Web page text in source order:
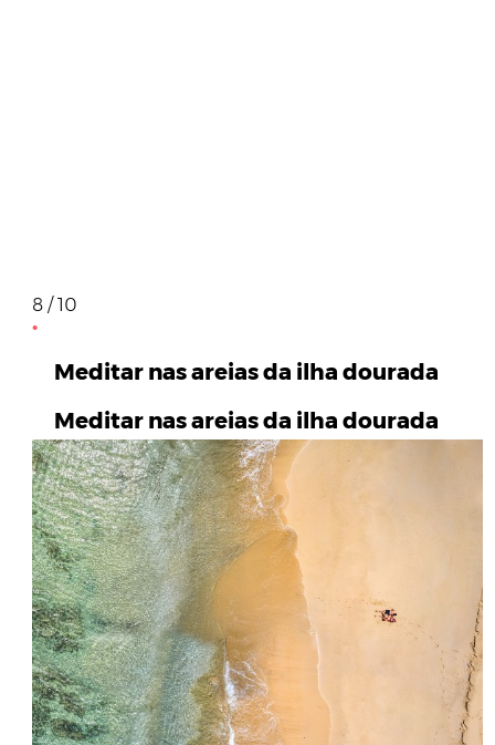
8 / 10
Meditar nas areias da ilha dourada
Meditar nas areias da ilha dourada